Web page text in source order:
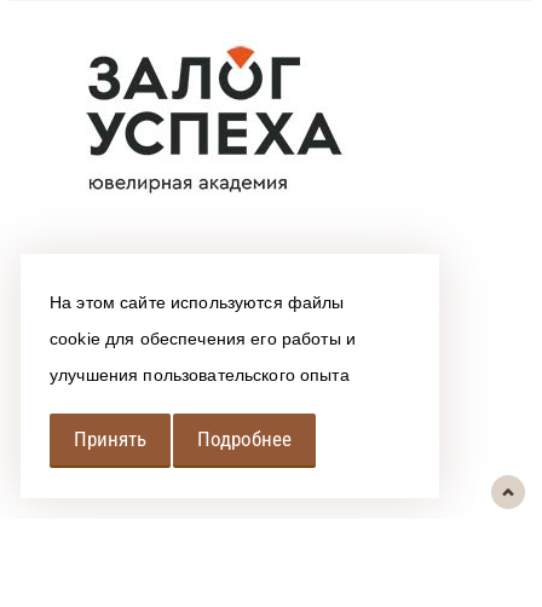
На этом сайте используются файлы
cookie для обеспечения его работы и
улучшения пользовательского опыта
Принять Подробнее